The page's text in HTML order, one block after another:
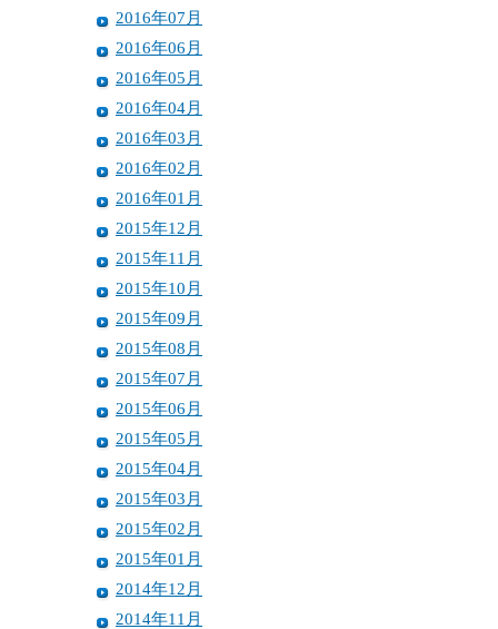
2016年07月
2016年06月
2016年05月
2016年04月
2016年03月
2016年02月
2016年01月
2015年12月
2015年11月
2015年10月
2015年09月
2015年08月
2015年07月
2015年06月
2015年05月
2015年04月
2015年03月
2015年02月
2015年01月
2014年12月
2014年11月